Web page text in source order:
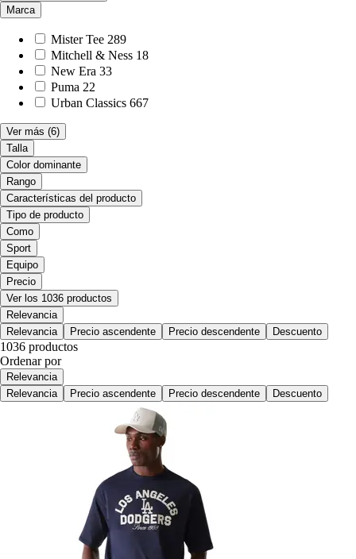
Marca
Mister Tee 289
Mitchell & Ness 18
New Era 33
Puma 22
Urban Classics 667
Ver más (6)
Talla
Color dominante
Rango
Características del producto
Tipo de producto
Como
Sport
Equipo
Precio
Ver los 1036 productos
Relevancia
Relevancia
Precio ascendente Precio descendente Descuento
1036 productos
Ordenar por
Relevancia
Relevancia
Precio ascendente Precio descendente Descuento